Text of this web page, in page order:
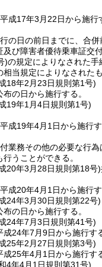
成17年3月22日から施行
の日の前日までに、合
及び障害者優待乗車証交
)の規定によりなされた手
当規定によりなされた
18年2月23日規則第1号)
の日から施行する。
19年1月4日規則第1号)
成19年4月1日から施行す
業務その他の必要な行
うことができる。
20年3月28日規則第18号)
成20年4月1日から施行す
24年3月30日規則第22号)
の日から施行する。
24年7月3日規則第41号)
成24年7月9日から施行す
25年2月27日規則第3号)
成25年4月1日から施行す
4年4月1日規則第31号)